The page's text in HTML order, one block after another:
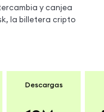
y canjea
la billetera cripto
Descargas